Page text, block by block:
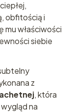
obfitością i
mu właściwości
siebie
z
, która
na